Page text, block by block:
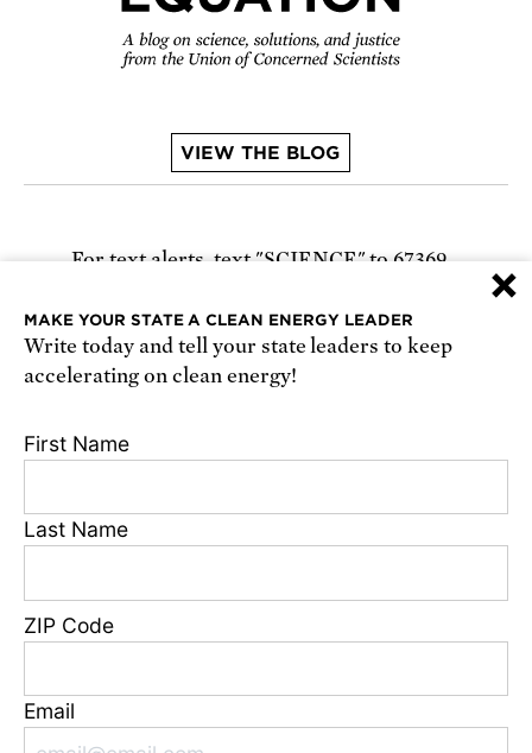
VIEW THE BLOG
For text alerts, text "SCIENCE" to 67369
Receive urgent alerts about opportunities to
defend science. Recurring messages. Reply STOP
Conditions, and Privacy Policy
Footer
State Disclosures
Media Center
×
MAKE YOUR STATE A CLEAN ENERGY LEADER
Write today and tell your state leaders to keep
accelerating on clean energy!
First Name
Last Name
ZIP Code
Email